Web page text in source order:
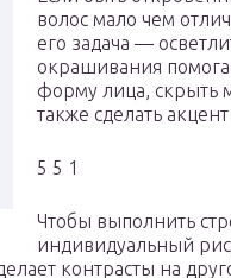
волос мало чем
его задача —
окрашивания
форму лица, скрыть
также сделать
5 5 1
Чтобы выполнить
индивидуальный
контрасты на